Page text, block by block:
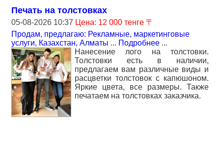
Печать на толстовках
05-08-2026 10:37 Цена: 12 000 тенге 〒
Продам, предлагаю: Рекламные, маркетинговые
услуги, Казахстан, Алматы ... Подробнее ...
Нанесение лого на толстовки.
Толстовки есть в наличии,
предлагаем вам различные виды и
расцветки толстовок с капюшоном.
Яркие цвета, все размеры. Также
печатаем на толстовках заказчика.